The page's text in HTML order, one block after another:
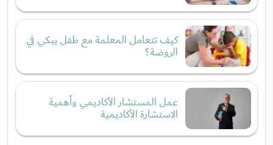
كيف تتعامل المعلمة مع طفل يبكي في
الروضة؟
عمل المستشار الأكاديمي وأهمية
الاستشارة الأكاديمية